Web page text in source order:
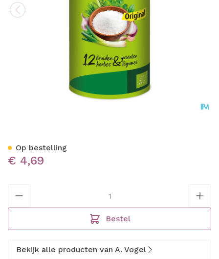
€ 4,69
Bestel
Op bestelling
Bekijk alle producten van A. Vogel